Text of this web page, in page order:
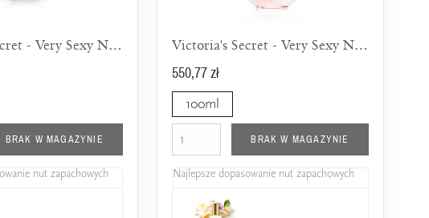
Victoria's Secret - Very Sexy Now 2014
BRAK W MAGAZYNIE
nut zapachowych
Victoria's Secret - Very Sexy Now Beach 2018
550,77 zł
100ml
BRAK W MAGAZYNIE
Najlepsze dopasowanie nut zapachowych